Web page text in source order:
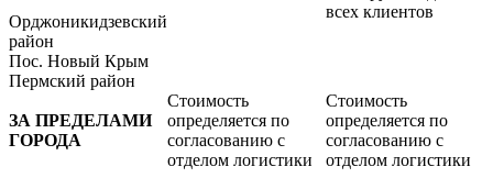
Орджоникидзевский
район
Пос. Новый Крым
Пермский район
всех клиентов
ЗА ПРЕДЕЛАМИ
ГОРОДА
Стоимость
определяется по
согласованию с
отделом логистики
Стоимость
определяется по
согласованию с
отделом логистики